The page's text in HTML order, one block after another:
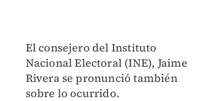
El consejero del Instituto
Nacional Electoral (INE), Jaime
Rivera se pronunció también
sobre lo ocurrido.